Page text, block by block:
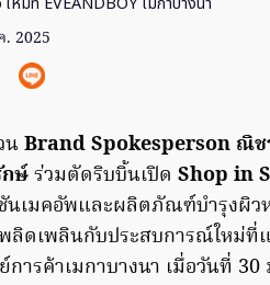
. 2025
นBrand Spokesperson ณิ
ษ์ร่วมตัดริบบิ้นเปิด Shop in
นเมคอัพและผลิตภัณฑ์บำรุงผิ
ลิดเพลินกับประสบการณ์ใหม่
ารค้าเมกาบางนา เมื่อวันที่ 30